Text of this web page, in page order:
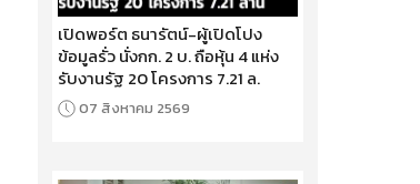
เปิดพอร์ต ธนารัตน์-ผู้เปิดโปง
ข้อมูลรั่ว นั่งกก. 2 บ. ถือหุ้น 4 แห่ง
รับงานรัฐ 20 โครงการ 7.21 ล.
07 สิงหาคม 2569